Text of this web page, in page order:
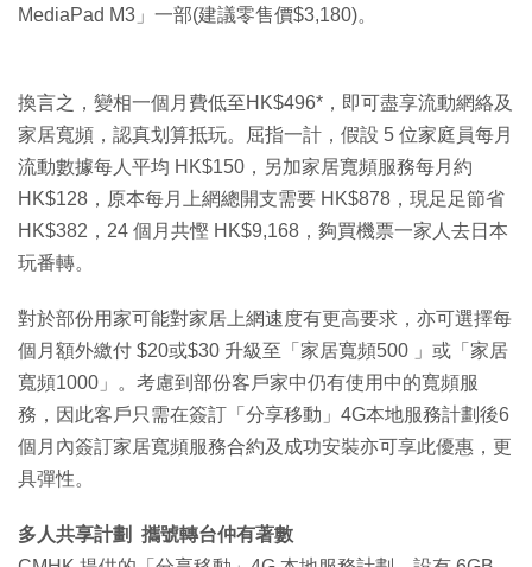
MediaPad M3」一部(建議零售價$3,180)。
換言之，變相一個月費低至HK$496*，即可盡享流動網絡及
家居寬頻，認真划算抵玩。屈指一計，假設 5 位家庭員每月
流動數據每人平均 HK$150，另加家居寬頻服務每月約
HK$128，原本每月上網總開支需要 HK$878，現足足節省
HK$382，24 個月共慳 HK$9,168，夠買機票一家人去日本
玩番轉。
對於部份用家可能對家居上網速度有更高要求，亦可選擇每
個月額外繳付 $20或$30 升級至「家居寬頻500 」或「家居
寬頻1000」。考慮到部份客戶家中仍有使用中的寬頻服
務，因此客戶只需在簽訂「分享移動」4G本地服務計劃後6
個月內簽訂家居寬頻服務合約及成功安裝亦可享此優惠，更
具彈性。
多人共享計劃 攜號轉台仲有著數